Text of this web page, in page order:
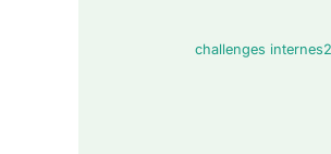
challenges